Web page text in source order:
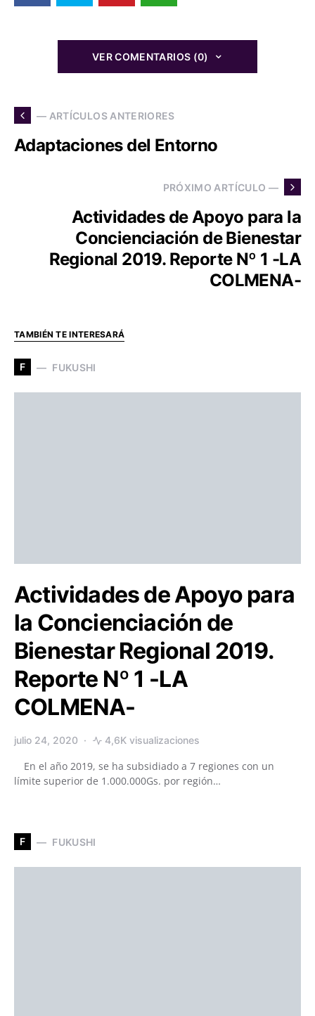
VER COMENTARIOS (0)
— ARTÍCULOS ANTERIORES
Adaptaciones del Entorno
PRÓXIMO ARTÍCULO —
Actividades de Apoyo para la
Concienciación de Bienestar
Regional 2019. Reporte Nº 1 -LA
COLMENA-
TAMBIÉN TE INTERESARÁ
F FUKUSHI
Actividades de Apoyo para
la Concienciación de
Bienestar Regional 2019.
Reporte Nº 1 -LA
COLMENA-
julio 24, 2020 4,6K visualizaciones
En el año 2019, se ha subsidiado a 7 regiones con un
límite superior de 1.000.000Gs. por región…
F FUKUSHI